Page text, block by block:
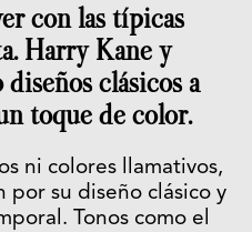
con las típicas
Harry Kane y
clásicos a
toque de color.
ni colores llamativos,
por su diseño clásico y
Tonos como el